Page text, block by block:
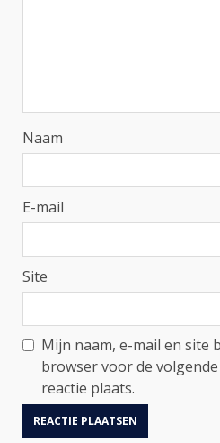
Naam
E-mail
Site
Mijn naam, e-mail en site
browser voor de
reactie plaats.